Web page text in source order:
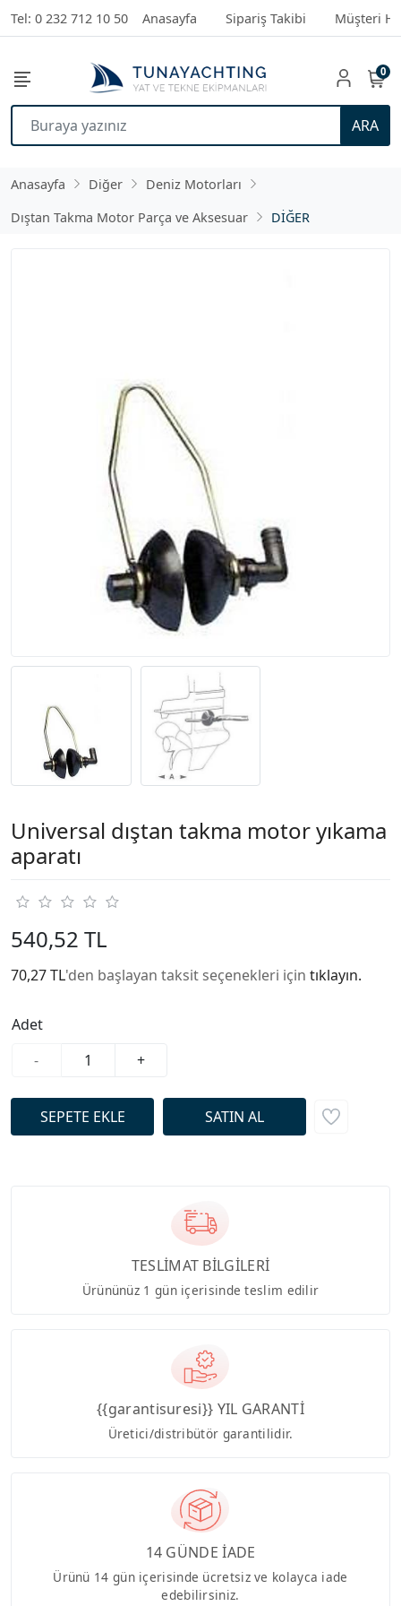
Tel: 0 232 712 10 50 Anasayfa Sipariş Takibi Müşteri
ARA
0
Anasayfa Diğer
Deniz Motorları
Dıştan Takma Motor Parça ve Aksesuar
DİĞER
Universal dıştan takma motor yıkama
aparatı
540,52 TL
70,27 TL'den başlayan taksit seçenekleri için tıklayın.
Adet
-
+
TESLİMAT BİLGİLERİ
Ürününüz 1 gün içerisinde teslim edilir
{{garantisuresi}} YIL GARANTİ
Üretici/distribütör garantilidir.
14 GÜNDE İADE
Ürünü 14 gün içerisinde ücretsiz ve kolayca iade
edebilirsiniz.